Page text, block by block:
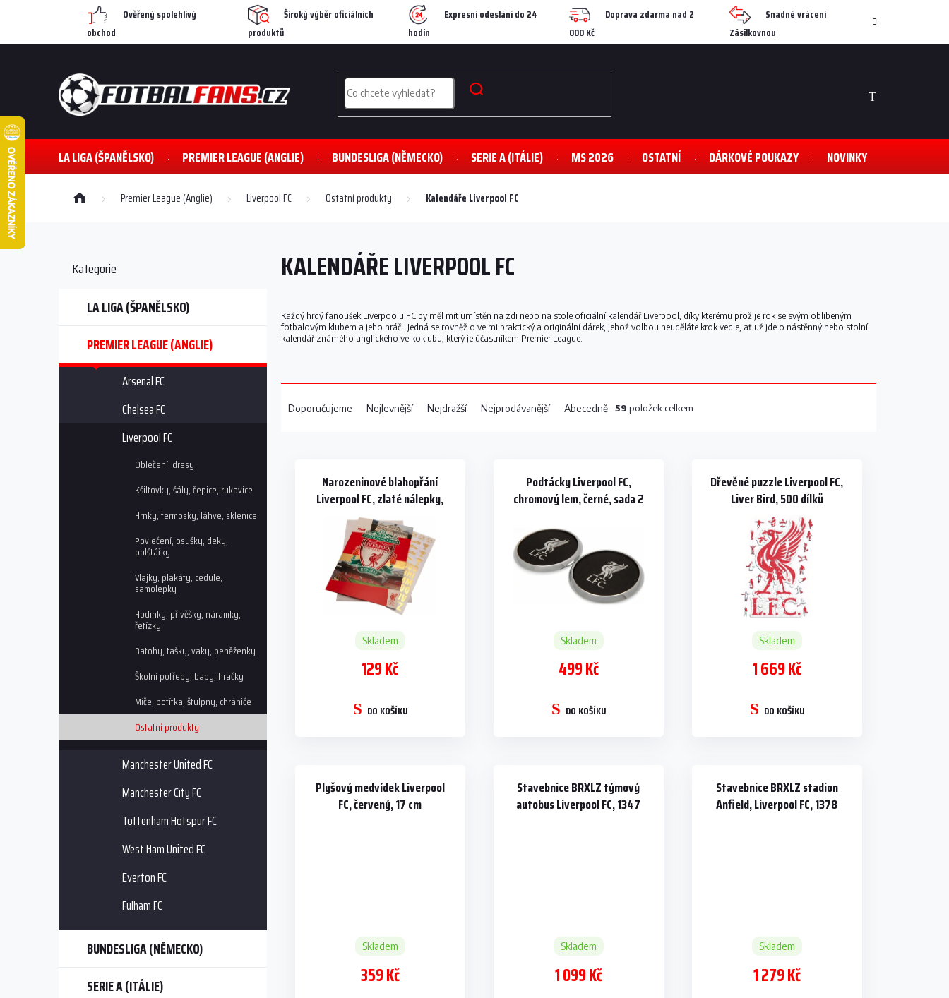
Ověřený spolehlivý
obchod
Široký výběr oficiálních
produktů
Expresní odeslání do 24
hodin
Doprava zdarma nad 2
000 Kč
Snadné vrácení
Zásilkovnou
NÁKUPNÍ
LA LIGA (ŠPANĚLSKO) PREMIER LEAGUE (ANGLIE) BUNDESLIGA (NĚMECKO) SERIE A (ITÁLIE) MS 2026 OSTATNÍ DÁRKOVÉ POUKAZY NOVINKY
Domů Premier League (Anglie) Liverpool FC Ostatní produkty Kalendáře Liverpool FC
p
kategorie
Kategorie
LA LIGA (ŠPANĚLSKO)
PREMIER LEAGUE (ANGLIE)
Arsenal FC
Chelsea FC
Liverpool FC
Oblečení, dresy
Kšiltovky, šály, čepice, rukavice
Hrnky, termosky, láhve, sklenice
Povlečení, osušky, deky,
polštářky
Vlajky, plakáty, cedule,
samolepky
Hodinky, přívěšky, náramky,
řetízky
Batohy, tašky, vaky, peněženky
Školní potřeby, baby, hračky
Míče, potítka, štulpny, chrániče
Ostatní produkty
Manchester United FC
Manchester City FC
Tottenham Hotspur FC
West Ham United FC
Everton FC
Fulham FC
BUNDESLIGA (NĚMECKO)
SERIE A (ITÁLIE)
KALENDÁŘE LIVERPOOL FC
Každý hrdý fanoušek Liverpoolu FC by měl mít umístěn na zdi nebo na stole oficiální kalendář Liverpool, díky kterému prožije rok se svým oblíbeným
fotbalovým klubem a jeho hráči. Jedná se rovněž o velmi praktický a originální dárek, jehož volbou neuděláte krok vedle, ať už jde o nástěnný nebo stolní
kalendář známého anglického velkoklubu, který je účastníkem Premier League.
Ř
Doporučujeme Nejlevnější Nejdražší Nejprodávanější Abecedně 59 položek celkem
Narozeninové blahopřání
Liverpool FC, zlaté nálepky,
červeno-bílé
Skladem
129 Kč
DO KOŠÍKU
Podtácky Liverpool FC,
chromový lem, černé, sada 2
Skladem
499 Kč
DO KOŠÍKU
Dřevěné puzzle Liverpool FC,
Liver Bird, 500 dílků
Skladem
1 669 Kč
DO KOŠÍKU
Plyšový medvídek Liverpool
FC, červený, 17 cm
Skladem
359 Kč
Stavebnice BRXLZ týmový
autobus Liverpool FC, 1347
Skladem
1 099 Kč
Stavebnice BRXLZ stadion
Anfield, Liverpool FC, 1378
Skladem
1 279 Kč